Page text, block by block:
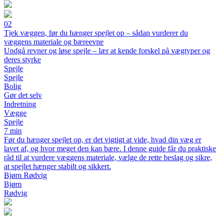
02
Tjek væggen, før du hænger spejlet op – sådan vurderer du
væggens materiale og bæreevne
Undgå revner og løse spejle – lær at kende forskel på vægtyper og
deres styrke
Spejle
Spejle
Bolig
Gør det selv
Indretning
Vægge
Spejle
7 min
Før du hænger spejlet op, er det vigtigt at vide, hvad din væg er
lavet af, og hvor meget den kan bære. I denne guide får du praktiske
råd til at vurdere væggens materiale, vælge de rette beslag og sikre,
at spejlet hænger stabilt og sikkert.
Bjørn Rødvig
Bjørn
Rødvig